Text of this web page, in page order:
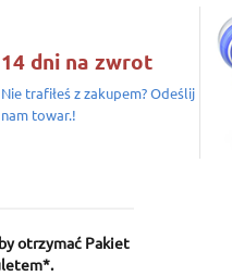
14 dni na zwrot
Nie trafiłeś z zakupem? Odeślij
nam towar.!
otrzymać Pakiet